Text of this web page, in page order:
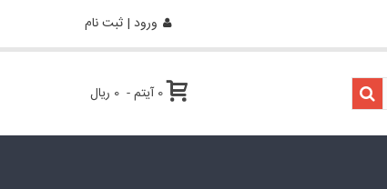
ورود | ثبت نام
0 آیتم- 0 ریال